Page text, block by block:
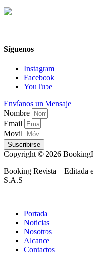
Síguenos
Instagram
Facebook
YouTube
Envíanos un Mensaje
Nombre
Email
Movil
Suscribirse
Copyright © 2026
Booking Revista – Editada
S.A.S
Portada
Noticias
Nosotros
Alcance
Contactos